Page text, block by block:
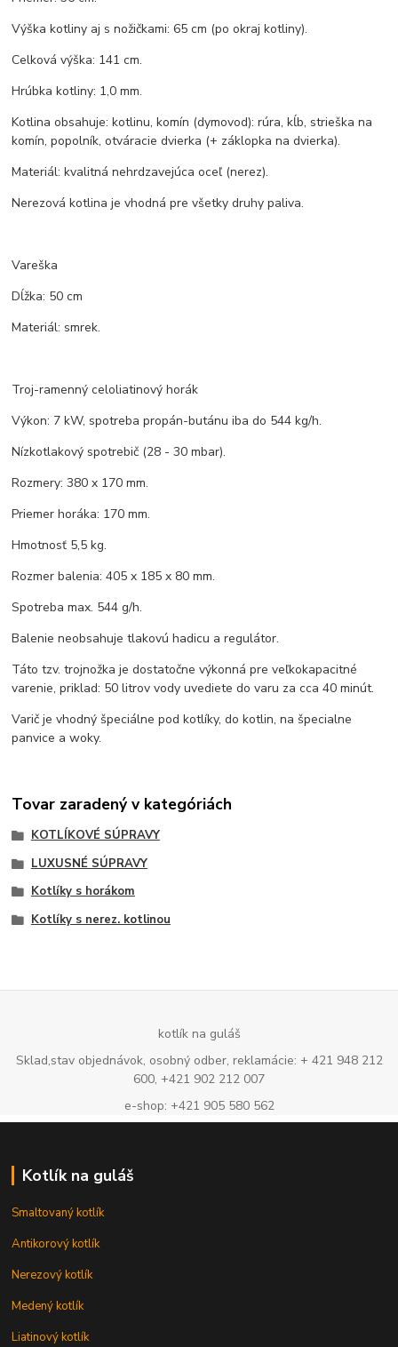
Výška kotliny aj s nožičkami: 65 cm (po okraj kotliny).
Celková výška: 141 cm.
Hrúbka kotliny: 1,0 mm.
Kotlina obsahuje: kotlinu, komín (dymovod): rúra, kĺb, strieška na
komín, popolník, otváracie dvierka (+ záklopka na dvierka).
Materiál: kvalitná nehrdzavejúca oceľ (nerez).
Nerezová kotlina je vhodná pre všetky druhy paliva.
Vareška
Dĺžka: 50 cm
Materiál: smrek.
Troj-ramenný celoliatinový horák
Výkon: 7 kW, spotreba propán-butánu iba do 544 kg/h.
Nízkotlakový spotrebič (28 - 30 mbar).
Rozmery: 380 x 170 mm.
Priemer horáka: 170 mm.
Hmotnosť 5,5 kg.
Rozmer balenia: 405 x 185 x 80 mm.
Spotreba max. 544 g/h.
Balenie neobsahuje tlakovú hadicu a regulátor.
Táto tzv. trojnožka je dostatočne výkonná pre veľkokapacitné
varenie, priklad: 50 litrov vody uvediete do varu za cca 40 minút.
Varič je vhodný špeciálne pod kotlíky, do kotlin, na špecialne
panvice a woky.
Tovar zaradený v kategóriách
KOTLÍKOVÉ SÚPRAVY
LUXUSNÉ SÚPRAVY
Kotlíky s horákom
Kotlíky s nerez. kotlinou
kotlík na guláš
Sklad,stav objednávok, osobný odber, reklamácie: + 421 948 212
600, +421 902 212 007
e-shop: +421 905 580 562
Kotlík na guláš
Smaltovaný kotlík
Antikorový kotlík
Nerezový kotlík
Medený kotlík
Liatinový kotlík